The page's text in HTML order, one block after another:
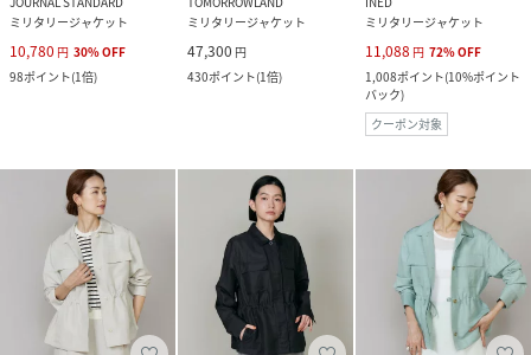
ミリタリージャケット
10,780 円 30%OFF
98ポイント(1倍)
ミリタリージャケット
47,300 円
430ポイント(1倍)
ミリタリージャケット
11,088 円 72%OFF
1,008ポイント(10%ポイント
バック)
クーポン対象